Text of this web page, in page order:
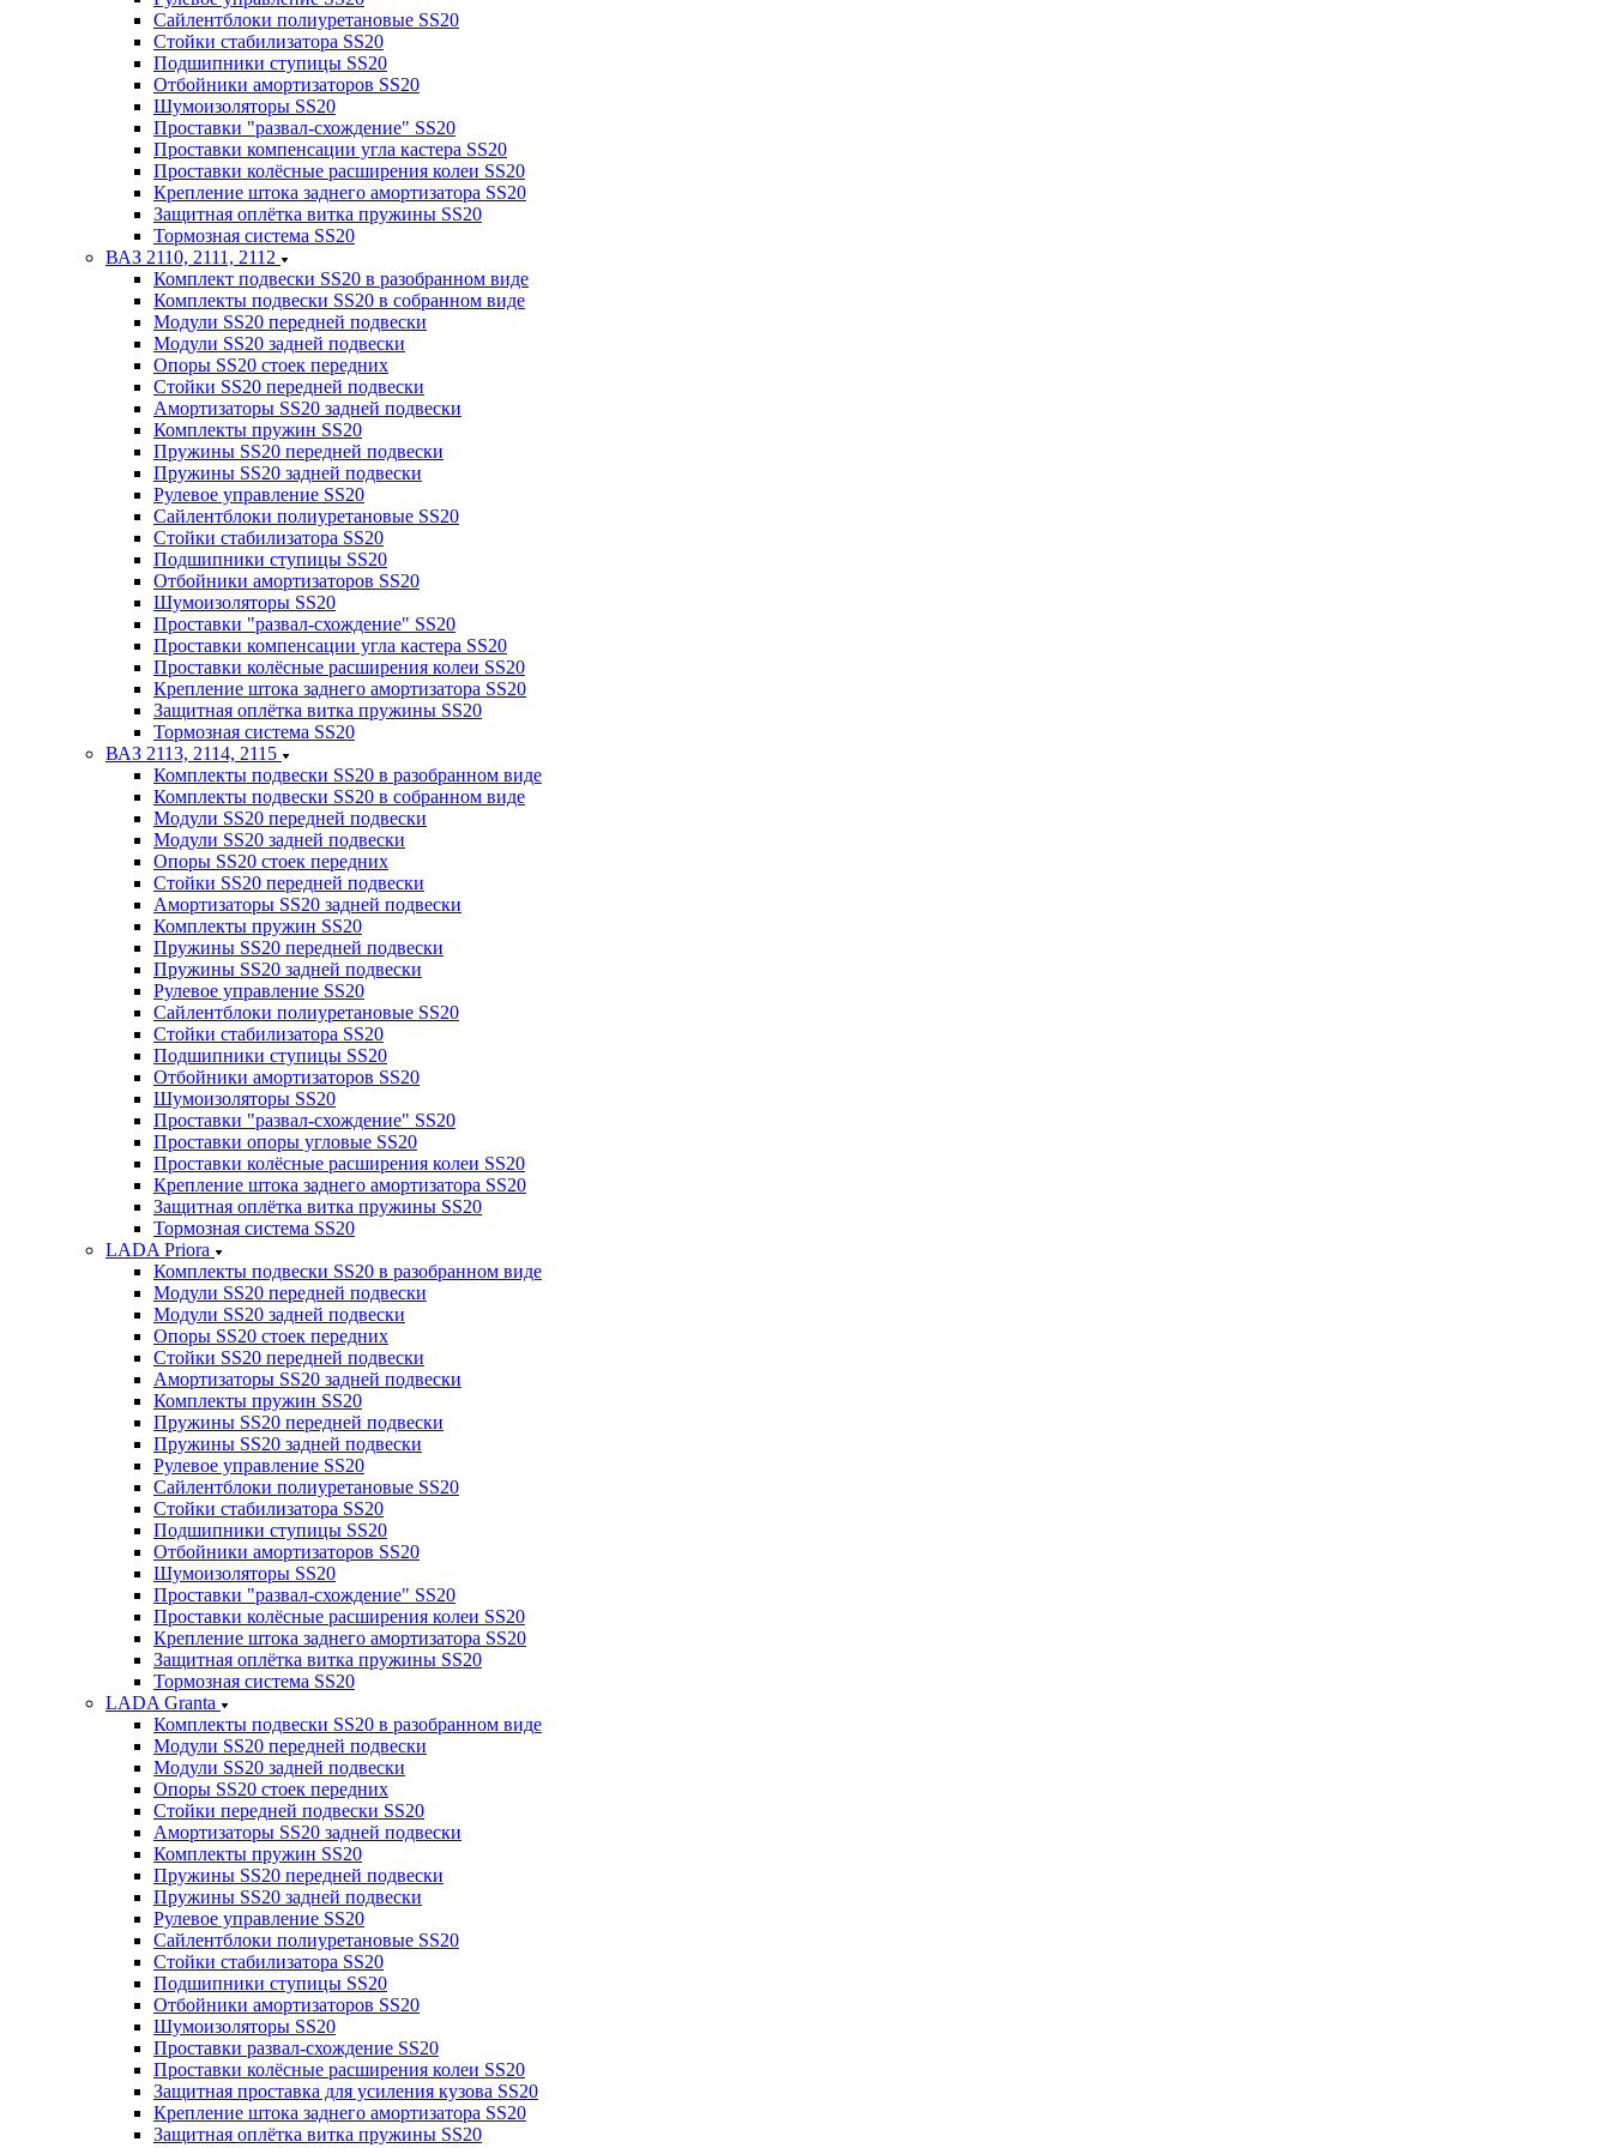
Сайлентблоки полиуретановые SS20
Стойки стабилизатора SS20
Подшипники ступицы SS20
Отбойники амортизаторов SS20
Шумоизоляторы SS20
Проставки "развал-схождение" SS20
Проставки компенсации угла кастера SS20
Проставки колёсные расширения колеи SS20
Крепление штока заднего амортизатора SS20
Защитная оплётка витка пружины SS20
Тормозная система SS20
ВАЗ 2110, 2111, 2112
Комплект подвески SS20 в разобранном виде
Комплекты подвески SS20 в собранном виде
Модули SS20 передней подвески
Модули SS20 задней подвески
Опоры SS20 стоек передних
Стойки SS20 передней подвески
Амортизаторы SS20 задней подвески
Комплекты пружин SS20
Пружины SS20 передней подвески
Пружины SS20 задней подвески
Рулевое управление SS20
Сайлентблоки полиуретановые SS20
Стойки стабилизатора SS20
Подшипники ступицы SS20
Отбойники амортизаторов SS20
Шумоизоляторы SS20
Проставки "развал-схождение" SS20
Проставки компенсации угла кастера SS20
Проставки колёсные расширения колеи SS20
Крепление штока заднего амортизатора SS20
Защитная оплётка витка пружины SS20
Тормозная система SS20
ВАЗ 2113, 2114, 2115
Комплекты подвески SS20 в разобранном виде
Комплекты подвески SS20 в собранном виде
Модули SS20 передней подвески
Модули SS20 задней подвески
Опоры SS20 стоек передних
Стойки SS20 передней подвески
Амортизаторы SS20 задней подвески
Комплекты пружин SS20
Пружины SS20 передней подвески
Пружины SS20 задней подвески
Рулевое управление SS20
Сайлентблоки полиуретановые SS20
Стойки стабилизатора SS20
Подшипники ступицы SS20
Отбойники амортизаторов SS20
Шумоизоляторы SS20
Проставки "развал-схождение" SS20
Проставки опоры угловые SS20
Проставки колёсные расширения колеи SS20
Крепление штока заднего амортизатора SS20
Защитная оплётка витка пружины SS20
Тормозная система SS20
LADA Priora
Комплекты подвески SS20 в разобранном виде
Модули SS20 передней подвески
Модули SS20 задней подвески
Опоры SS20 стоек передних
Стойки SS20 передней подвески
Амортизаторы SS20 задней подвески
Комплекты пружин SS20
Пружины SS20 передней подвески
Пружины SS20 задней подвески
Рулевое управление SS20
Сайлентблоки полиуретановые SS20
Стойки стабилизатора SS20
Подшипники ступицы SS20
Отбойники амортизаторов SS20
Шумоизоляторы SS20
Проставки "развал-схождение" SS20
Проставки колёсные расширения колеи SS20
Крепление штока заднего амортизатора SS20
Защитная оплётка витка пружины SS20
Тормозная система SS20
LADA Granta
Комплекты подвески SS20 в разобранном виде
Модули SS20 передней подвески
Модули SS20 задней подвески
Опоры SS20 стоек передних
Стойки передней подвески SS20
Амортизаторы SS20 задней подвески
Комплекты пружин SS20
Пружины SS20 передней подвески
Пружины SS20 задней подвески
Рулевое управление SS20
Сайлентблоки полиуретановые SS20
Стойки стабилизатора SS20
Подшипники ступицы SS20
Отбойники амортизаторов SS20
Шумоизоляторы SS20
Проставки развал-схождение SS20
Проставки колёсные расширения колеи SS20
Защитная проставка для усиления кузова SS20
Крепление штока заднего амортизатора SS20
Защитная оплётка витка пружины SS20